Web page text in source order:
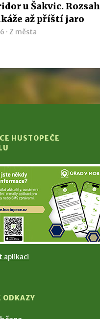
u Šakvic. Rozsah
až příští jaro
· Z města
HUSTOPEČE
aplikaci
ODKAZY